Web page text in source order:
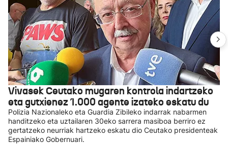
Vivasek Ceutako mugaren kontrola indartzeko
eta gutxienez 1.000 agente izateko eskatu du
Polizia Nazionaleko eta Guardia Zibileko indarrak nabarmen
handitzeko eta uztailaren 30eko sarrera masiboa berriro ez
gertatzeko neurriak hartzeko eskatu dio Ceutako presidenteak
Espainiako Gobernuari.